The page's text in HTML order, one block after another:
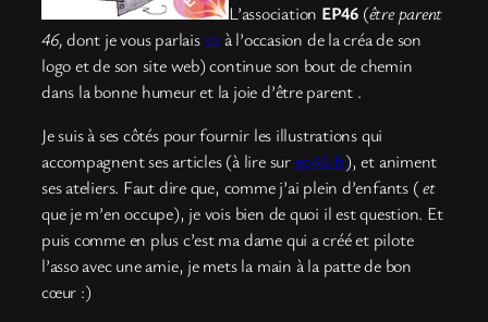
L’association EP46 (être parent
46,dont je vous parlais ici à l’occasion de la créa de son
logo et de son site web) continue son bout de chemin
dans la bonne humeur et la joie d’être parent .
Je suis à ses côtés pour fournir les illustrations qui
accompagnent ses articles (à lire surep46.fr), et animent
ses ateliers. Faut dire que, comme j’ai plein d’enfants (et
que je m’en occupe), je vois bien de quoi il est question. Et
puis comme en plus c’est ma dame qui a créé et pilote
l’asso avec une amie, je mets la main à la patte de bon
cœur :)